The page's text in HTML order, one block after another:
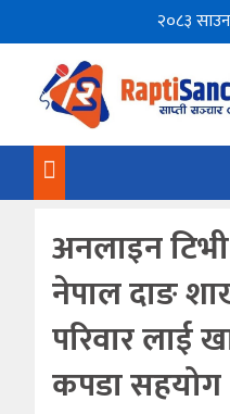
२०८३
अनलाइन
नेपाल दाङ
परिवार लाई
कपडा सहयोग